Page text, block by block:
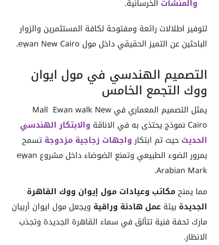
والمنشآت الخرسانية.
لتوفير اطلالات رائعة ومفتوحة لكافة المستثمرين والزوار
الباحثين عن التميز الحقيقي داخل مول eِwan New Cairo.
التصميم الهندسي في مول ايوان
ووك التجمع الخامس
يمثل التصميم المعماري في Mall Ewan walk New
Cairo نموذج يحتذى به في الاناقة
والابتكار الهندسي
الحديثحيث تم ابتكارواجهات زجاجية مزدوجةتسمح
بمرور الضوء الطبيعي وتمنع الضوضاء داخل مشروع eِwan
Arabian Mark.
مما يمنحمكاتب وعيادات مول إيوان ووك القاهرة
الجديدة بيئةعمل هادئة وراقية ويجعل مول ايوان أربيان
مارك تحفة فنية تتألق في سماء القاهرة الجديدة وتجذب
الانظار.